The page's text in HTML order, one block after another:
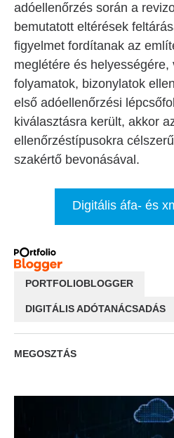
adóellenőrzés során a
bemutatott eltérések
figyelmet fordítanak az
meglétére és
folyamatok, bizonylatok
első adóellenőrzési
kiválasztásra került, akkor
ellenőrzéstípusokra
szakértő bevonásával.
Digitális áfa- és
PORTFOLIOBLOGGER
DIGITÁLIS ADÓTANÁCSADÁS
MEGOSZTÁS